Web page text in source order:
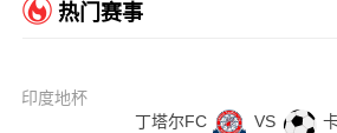
热门赛事
印度地杯
丁塔尔FC
VS